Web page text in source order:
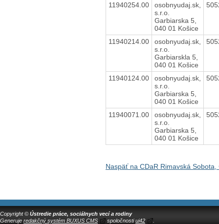
11940254.00
osobnyudaj.sk,
s.r.o.
Garbiarska 5,
040 01 Košice
11940214.00
osobnyudaj.sk,
s.r.o.
Garbiarskla 5,
040 01 Košice
11940124.00
osobnyudaj.sk,
s.r.o.
Garbiarska 5,
040 01 Košice
11940071.00
osobnyudaj.sk,
s.r.o.
Garbiarska 5,
040 01 Košice
Naspäť na CDaR Rimavská
Copyright © Ústredie práce, sociálnych vecí a rodiny
Generuje redakčný systém BUXUS CMS spoločnostiui42